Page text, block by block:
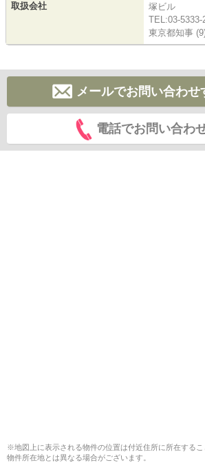
取扱会社
塚ビル
TEL:03-5333-
東京都知事
メールでお問い合わせ
電話でお問い合わ
※地図上に表示される物件の位置は付近住所に所在する
物件所在地とは異なる場合がございます。